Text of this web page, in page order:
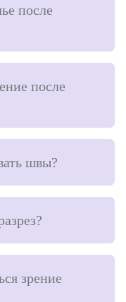
после
после
швы?
зрение